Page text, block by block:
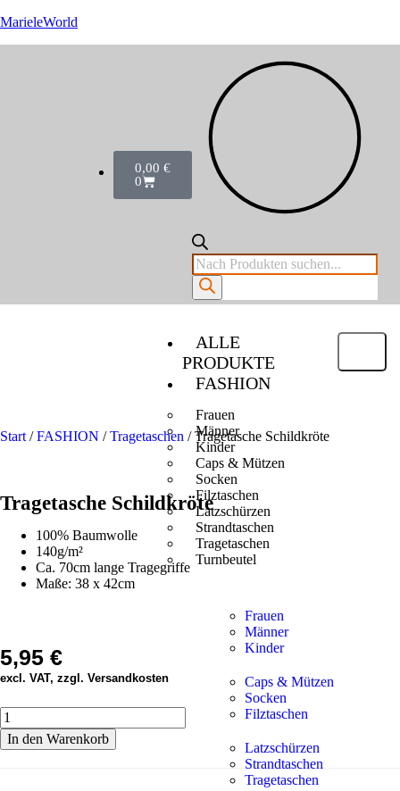
MarieleWorld
0,00 €
0
ALLE
PRODUKTE
FASHION
Frauen
Männer
Kinder
Caps & Mützen
Socken
Filztaschen
Latzschürzen
Strandtaschen
Tragetaschen
Turnbeutel
Frauen
Männer
Kinder
Caps & Mützen
Socken
Filztaschen
Latzschürzen
Strandtaschen
Tragetaschen
Start /FASHION /Tragetaschen / Tragetasche Schildkröte
Tragetasche Schildkröte
100% Baumwolle
140g/m²
Ca. 70cm lange Tragegriffe
Maße: 38 x 42cm
5,95 €
excl. VAT, zzgl. Versandkosten
In den Warenkorb